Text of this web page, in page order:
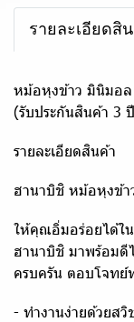
รายละเอียดสิ
หม้อหุงข้าว มินิมอล
(รับประกันสินค้า 3
รายละเอียดสินค้า
ฮานาบิชิ หม้อหุงข้า
ให้คุณอิ่มอร่อยได้ใ
ฮานาบิชิ มาพร้อม
ครบครัน ตอบโจทย์
- ทำงานง่ายด้วยสวิ